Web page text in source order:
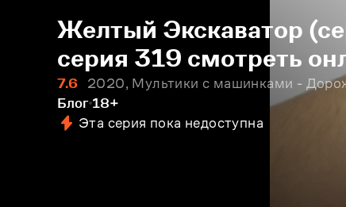
Желтый Экскаватор
серия 319 смотреть
7.6
2020, Мультики с машинками -
Блог 18+
Эта серия пока недоступна